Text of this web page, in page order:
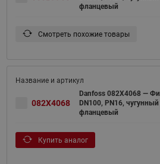
фланцевый
Смотреть похожие товары
082X4068
Danfoss 082X4068 —
DN100, PN16,
фланцевый
Купить аналог